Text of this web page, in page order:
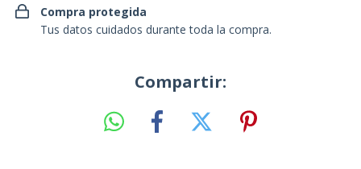
Compra protegida
Tus datos cuidados durante toda la compra.
Compartir: